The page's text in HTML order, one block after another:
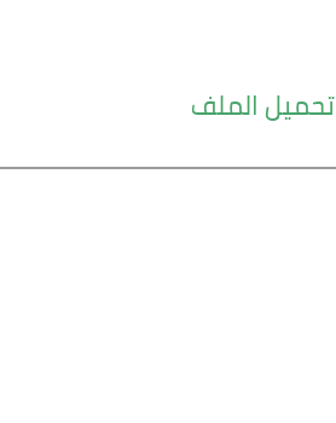
تحميل الملف